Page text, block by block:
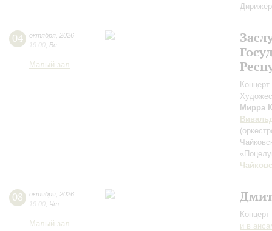
04 октября 2026
19:00 Вс
Малый зал
Мирра
08 октября 2026
19:00 Чт
Малый зал
и в